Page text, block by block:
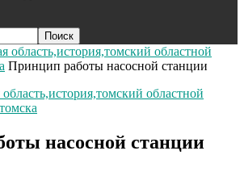
область,история,томский областной
Принцип работы насосной станции
областной
насосной станции